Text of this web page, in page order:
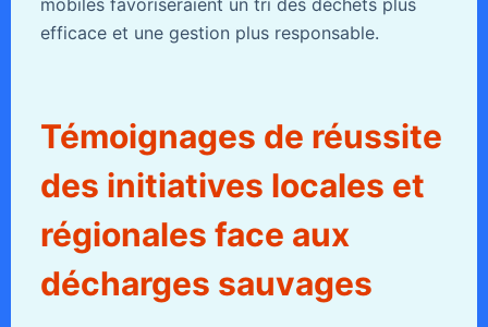
efficace et une gestion plus responsable.
Témoignages de réussite
des initiatives locales et
régionales face aux
décharges sauvages